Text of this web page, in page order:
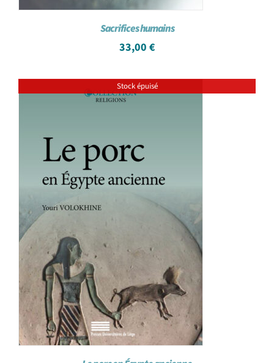
Sacrifices humains
33,00 €
Stock épuisé